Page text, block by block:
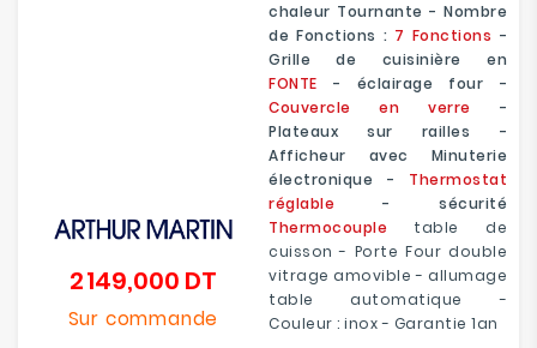
chaleur Tournante - Nombre
de Fonctions : 7 Fonctions -
Grille de cuisinière en
FONTE - éclairage four -
Couvercle en verre -
Plateaux sur railles -
Afficheur avec Minuterie
électronique - Thermostat
réglable - sécurité
Thermocouple
table de
cuisson - Porte Four double
vitrage amovible - allumage
table automatique -
Couleur : inox - Garantie 1an
2 149,000 DT
Sur commande